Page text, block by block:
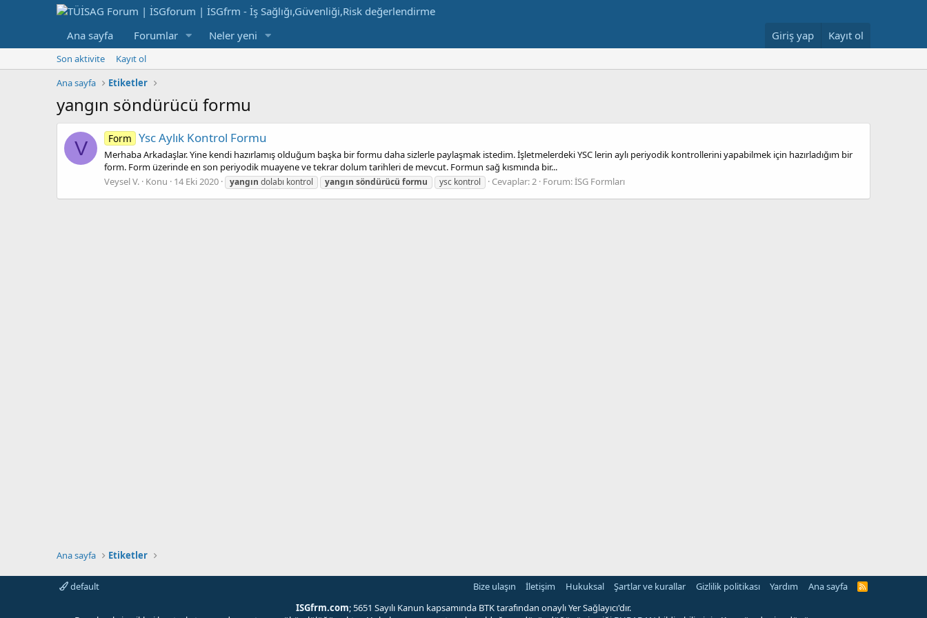
Ana sayfa Forumlar Neler yeni Giriş yap Kayıt ol
Son aktivite
Kayıt ol
Ana sayfa
Etiketler
yangın söndürücü formu
V Form Ysc Aylık Kontrol Formu
Merhaba Arkadaşlar. Yine kendi hazırlamış olduğum başka bir formu daha sizlerle paylaşmak istedim. İşletmelerdeki YSC lerin aylı periyodik kontrollerini yapabilmek için hazırladığım bir
form. Form üzerinde en son periyodik muayene ve tekrar dolum tarihleri de mevcut. Formun sağ kısmında bir...
Veysel V. Konu 14 Eki 2020 yangın dolabı kontrol yangın söndürücü formu ysc kontrol Cevaplar: 2 Forum:İSG Formları
Ana sayfa Etiketler
default Bize ulaşın İletişim Hukuksal Şartlar ve kurallar Gizlilik politikası Yardım Ana sayfa
R
ISGfrm.com; 5651 Sayılı Kanun kapsamında BTK tarafından onaylı Yer Sağlayıcı'dır.